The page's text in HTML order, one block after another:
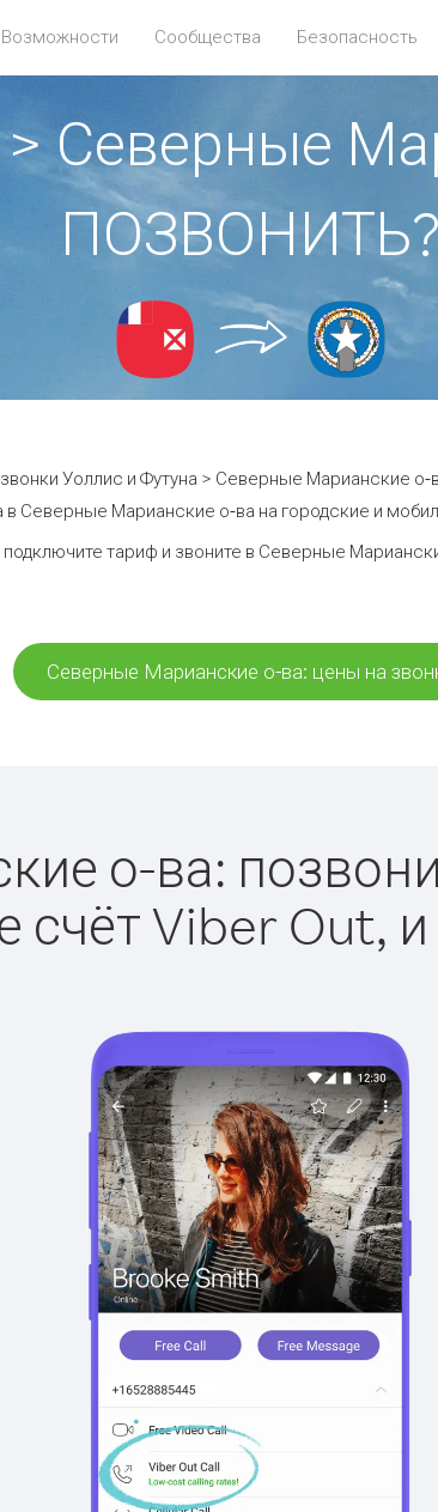
Возможности Сообщества Безопасность
Северные
ПОЗВОНИТЬ?
Уоллис и Футуна > Северные Марианские о-
в Северные Марианские о-ва на городские и
подключите тариф и звоните в Северные
Северные Марианские о-ва: цены на
о-ва:
счёт Viber Out,